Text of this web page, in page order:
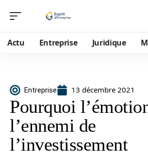
Actu Entreprise Juridique
Entreprise 13 décembre 2021
Pourquoi
l’ennemi de
l’investissement